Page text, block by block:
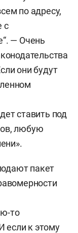
по адресу,
с
— Очень
они будут
ставить под
любую
пакет
то
если к этому